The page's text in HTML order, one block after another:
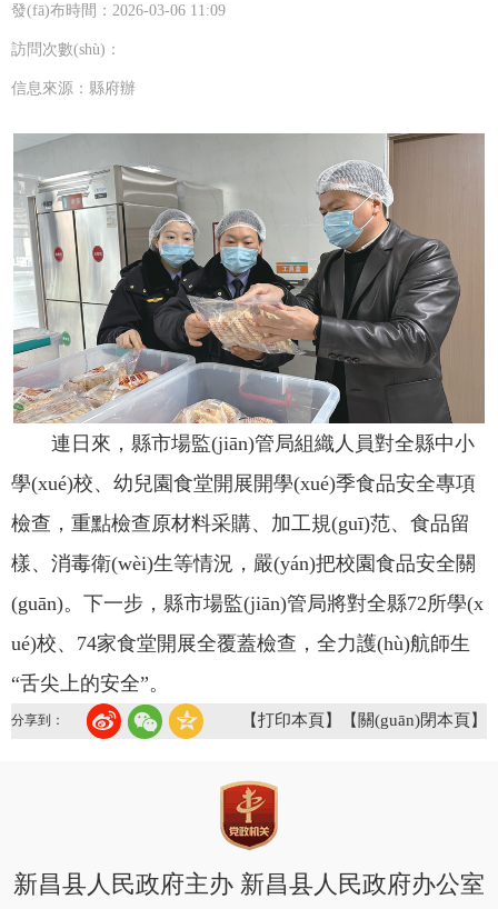
發(fā)布時間：2026-03-06 11:09
訪問次數(shù)：
信息來源：縣府辦
連日來，縣市場監(jiān)管局組織人員對全縣中小
學(xué)校、幼兒園食堂開展開學(xué)季食品安全專項
檢查，重點檢查原材料采購、加工規(guī)范、食品留
樣、消毒衛(wèi)生等情況，嚴(yán)把校園食品安全關
(guān)。下一步，縣市場監(jiān)管局將對全縣72所學(x
ué)校、74家食堂開展全覆蓋檢查，全力護(hù)航師生
“舌尖上的安全”。
分享到： 【打印本頁】 【關(guān)閉本頁】
新昌县人民政府主办 新昌县人民政府办公室